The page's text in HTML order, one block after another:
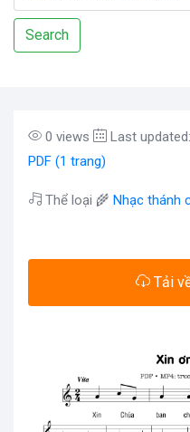
Search
0 views Last
PDF (1 trang)
Thể loại 🌾 Nhạc thánh
Tải